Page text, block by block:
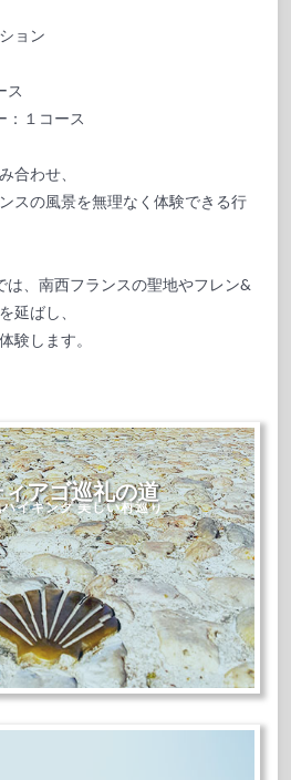
ョン
ス
：１コース
合わせ、
スの風景を無理なく体験できる行
は、南西フランスの聖地やフレン&
延ばし、
験します。
アゴ巡礼の道
イキング 美しい村巡り